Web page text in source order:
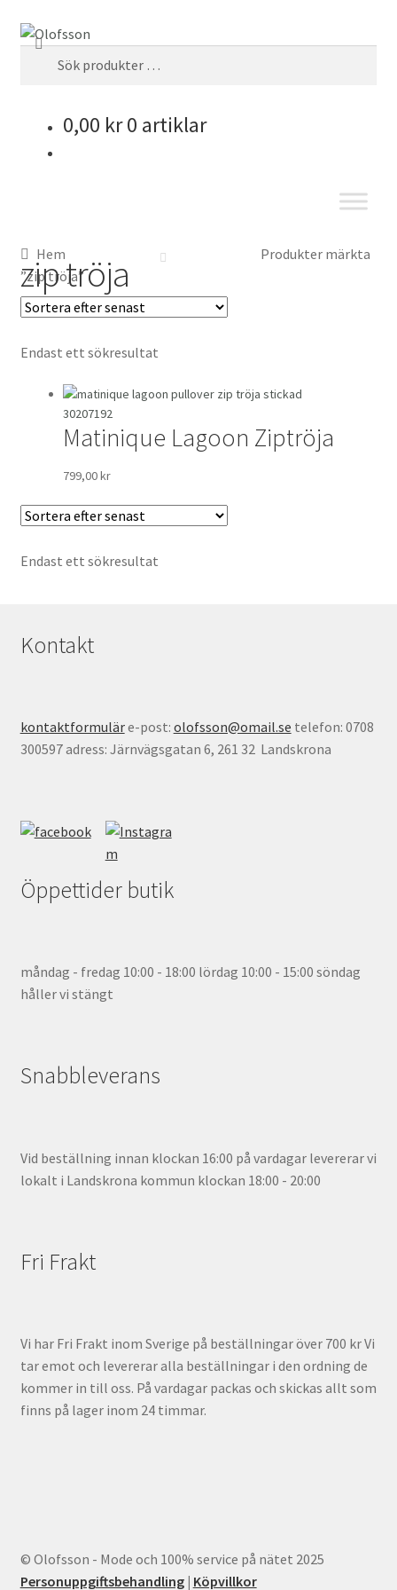
Sök
Sök
0,00 kr 0 artiklar
Hem
Produkter märkta
”zip tröja”
zip tröja
Endast ett sökresultat
Matinique Lagoon Ziptröja
799,00kr
Endast ett sökresultat
Kontakt
kontaktformuläre-post: olofsson@omail.se telefon: 0708
300597 adress: Järnvägsgatan 6, 261 32 Landskrona
Öppettider butik
måndag - fredag 10:00 - 18:00 lördag 10:00 - 15:00 söndag
håller vi stängt
Snabbleverans
Vid beställning innan klockan 16:00 på vardagar levererar vi
lokalt i Landskrona kommun klockan 18:00 - 20:00
Fri Frakt
Vi har Fri Frakt inom Sverige på beställningar över 700 kr Vi
tar emot och levererar alla beställningar i den ordning de
kommer in till oss. På vardagar packas och skickas allt som
finns på lager inom 24 timmar.
© Olofsson - Mode och 100% service på nätet 2025
Personuppgiftsbehandling| Köpvillkor